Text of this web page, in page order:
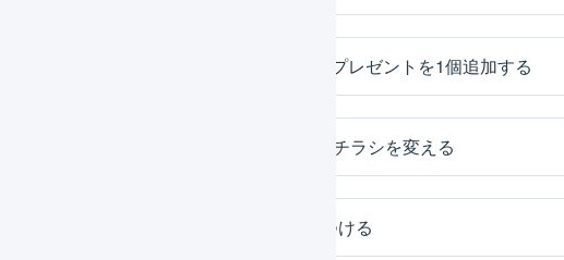
プレゼント対象商品の中から3個購入ごとにプレゼントを1個追加する
定期購入の1回目と2回目と3回目で同梱するチラシを変える
キャンペーン期間中の受注にプレゼントをつける